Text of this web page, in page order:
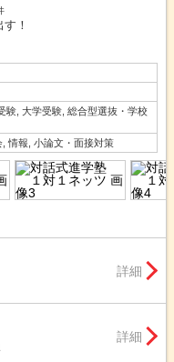
！
験, 大学受験, 総合型選抜・学校
情報, 小論文・面接対策
詳細
詳細